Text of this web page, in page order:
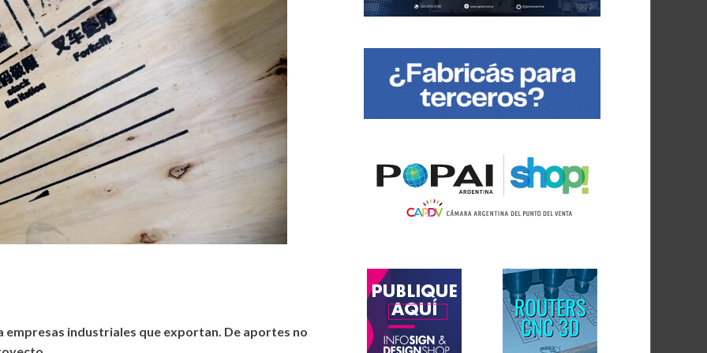
empresas industriales que exportan. De aportes no